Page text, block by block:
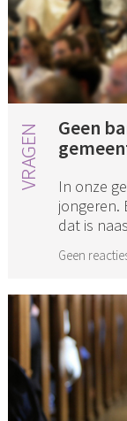
Geen
In onze
jongeren.
dat is
boekje
Geen